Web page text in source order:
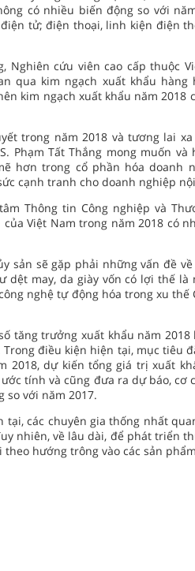
có nhiều biến động so với
tử; điện thoại, linh kiện điện
Nghiên cứu viên cao cấp thuộc
qua kim ngạch xuất khẩu hàng
kim ngạch xuất khẩu năm
trong năm 2018 và tương lai
Phạm Tất Thắng mong muốn và
hơn trong cổ phần hóa doanh
cạnh tranh cho doanh nghiệp
Thông tin Công nghiệp và
Việt Nam trong năm 2018 có
sản sẽ gặp phải những vấn đề
dệt may, da giày vốn có lợi thế là
nghệ tự động hóa trong xu
tăng trưởng xuất khẩu năm 2018
điều kiện hiện tại, mục tiêu
2018, dự kiến tổng giá trị xuất
ước tính và cũng đưa ra dự báo,
so với năm 2017.
các chuyên gia thống nhất
nhiên, về lâu dài, để phát triển
hướng trông vào các sản